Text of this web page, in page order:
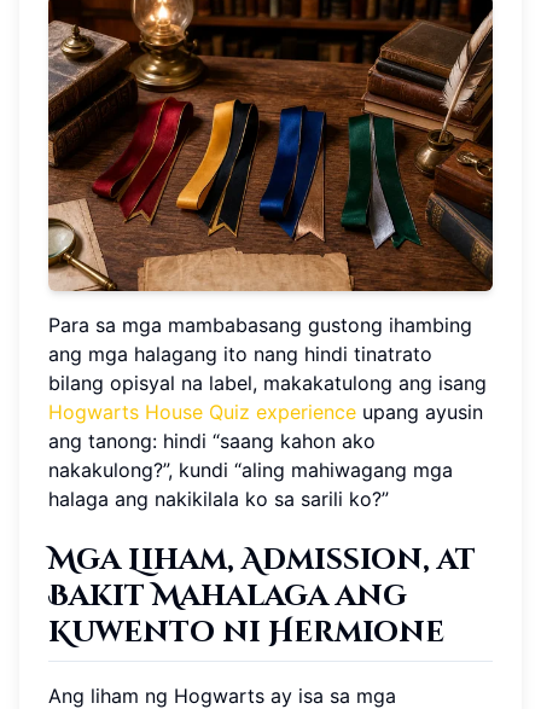
Para sa mga mambabasang gustong ihambing
ang mga halagang ito nang hindi tinatrato
bilang opisyal na label, makakatulong ang isang
Hogwarts House Quiz experience upang ayusin
ang tanong: hindi “saang kahon ako
nakakulong?”, kundi “aling mahiwagang mga
halaga ang nakikilala ko sa sarili ko?”
Mga Liham, Admission, at
Bakit Mahalaga ang
Kuwento ni Hermione
Ang liham ng Hogwarts ay isa sa mga